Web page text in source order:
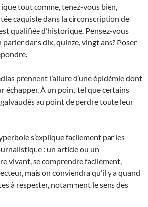
tout comme, tenez-vous bien,
caquiste dans la circonscription de
qualifiée d’historique. Pensez-vous
parler dans dix, quinze, vingt ans? Poser
prennent l’allure d’une épidémie dont
échapper. À un point tel que certains
au point de perdre toute leur
s’explique facilement par les
: un article ou un
vivant, se comprendre facilement,
mais on conviendra qu’il y a quand
à respecter, notamment le sens des